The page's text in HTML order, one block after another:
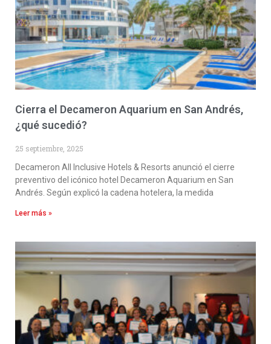
Cierra el Decameron Aquarium en San Andrés,
¿qué sucedió?
25 septiembre, 2025
Decameron All Inclusive Hotels & Resorts anunció el cierre
preventivo del icónico hotel Decameron Aquarium en San
Andrés. Según explicó la cadena hotelera, la medida
Leer más »